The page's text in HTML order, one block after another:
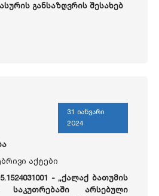
განსაზღვრის შესახებ
31 იანვარი
2024
აქტები
- „ქალაქ ბათუმის
საკუთრებაში არსებული